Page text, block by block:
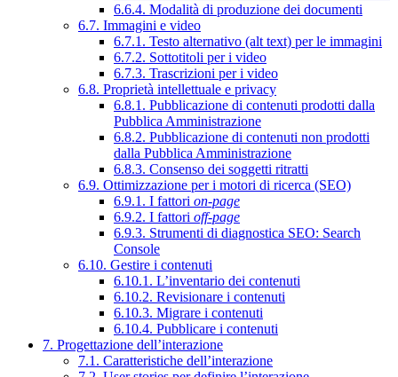
6.6.4. Modalità di produzione dei documenti
6.7. Immagini e video
6.7.1. Testo alternativo (alt text) per le immagini
6.7.2. Sottotitoli per i video
6.7.3. Trascrizioni per i video
6.8. Proprietà intellettuale e privacy
6.8.1. Pubblicazione di contenuti prodotti dalla
Pubblica Amministrazione
6.8.2. Pubblicazione di contenuti non prodotti
dalla Pubblica Amministrazione
6.8.3. Consenso dei soggetti ritratti
6.9. Ottimizzazione per i motori di ricerca (SEO)
6.9.1. I fattori on-page
6.9.2. I fattori off-page
6.9.3. Strumenti di diagnostica SEO: Search
Console
6.10. Gestire i contenuti
6.10.1. L’inventario dei contenuti
6.10.2. Revisionare i contenuti
6.10.3. Migrare i contenuti
6.10.4. Pubblicare i contenuti
7. Progettazione dell’interazione
7.1. Caratteristiche dell’interazione